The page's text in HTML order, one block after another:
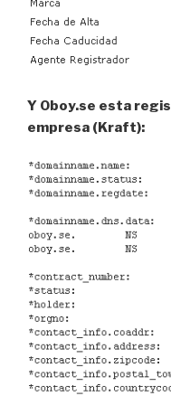
Y Oboy.se esta
empresa (Kraft):